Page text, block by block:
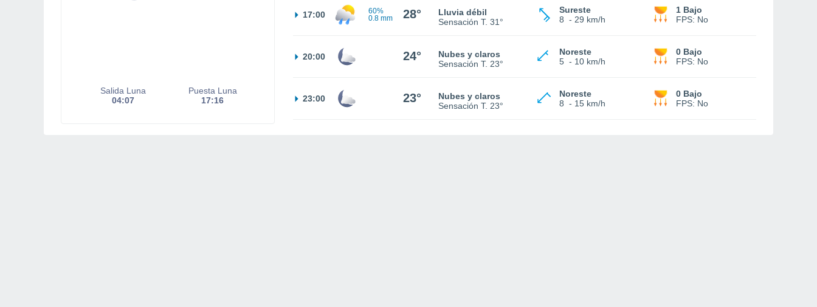
Salida Luna
04:07
Puesta Luna
17:16
17:00
60%
0.8 mm
28°
Lluvia débil
Sensación T. 31°
Sureste
8 - 29 km/h
1 Bajo
FPS: No
20:00 24°
Nubes y claros
Sensación T. 23°
Noreste
5 - 10 km/h
0 Bajo
FPS: No
23:00 23°
Nubes y claros
Sensación T. 23°
Noreste
8 - 15 km/h
0 Bajo
FPS: No